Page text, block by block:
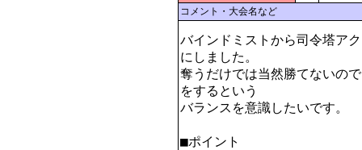
コメント・大会名など
バインドミストから司令塔ア
にしました。
奪うだけでは当然勝てないの
をするという
バランスを意識したいです。
■ポイント